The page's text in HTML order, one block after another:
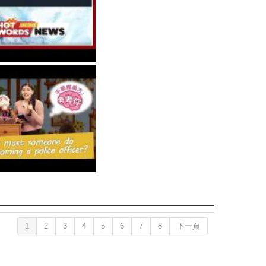
1 2 3 4 5 6 7 8 下一頁